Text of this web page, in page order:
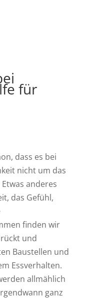
für
dass es bei
nicht um das
anderes
das Gefühl,
finden wir
und
Baustellen und
Essverhalten.
allmählich
ganz